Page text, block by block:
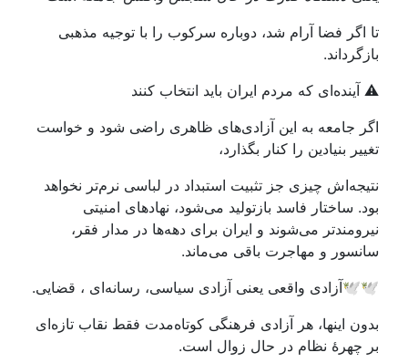
تا اگر فضا آرام شد، دوباره سرکوب را با توجیه مذهبی
بازگرداند.
⚠️ آینده‌ای که مردم ایران باید انتخاب کنند
اگر جامعه به این آزادی‌های ظاهری راضی شود و خواست
تغییر بنیادین را کنار بگذارد،
نتیجه‌اش چیزی جز تثبیت استبداد در لباسی نرم‌تر نخواهد
بود. ساختار فاسد بازتولید می‌شود، نهادهای امنیتی
نیرومندتر می‌شوند و ایران برای دهه‌ها در مدار فقر،
سانسور و مهاجرت باقی می‌ماند.
🕊️🕊️آزادی واقعی یعنی آزادی سیاسی، رسانه‌ای ، قضایی.
بدون اینها، هر آزادی فرهنگی کوتاه‌مدت فقط نقاب تازه‌ای
بر چهرهٔ نظام در حال زوال است.